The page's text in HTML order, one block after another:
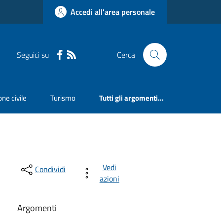
Accedi all'area personale
Seguici su Cerca
civile Turismo Tutti gli argomenti...
Condividi
Vedi
azioni
Argomenti